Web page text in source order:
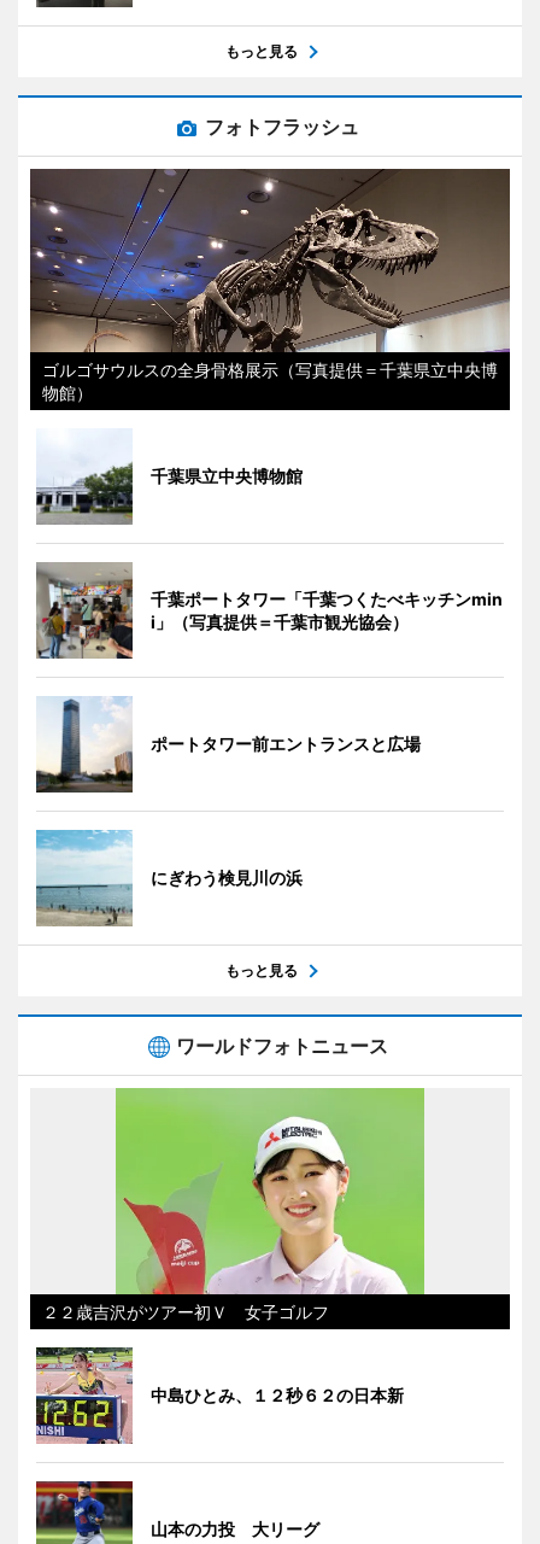
もっと見る
フォトフラッシュ
ゴルゴサウルスの全身骨格展示（写真提供＝千葉県立中央博
物館）
千葉県立中央博物館
千葉ポートタワー「千葉つくたべキッチンmin
i」（写真提供＝千葉市観光協会）
ポートタワー前エントランスと広場
にぎわう検見川の浜
もっと見る
ワールドフォトニュース
２２歳吉沢がツアー初Ｖ 女子ゴルフ
中島ひとみ、１２秒６２の日本新
山本の力投 大リーグ